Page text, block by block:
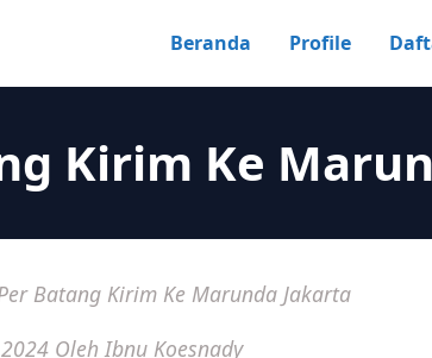
Beranda Profile
Kirim Ke
Batang Kirim Ke Marunda Jakarta
Oleh Ibnu Koesnady